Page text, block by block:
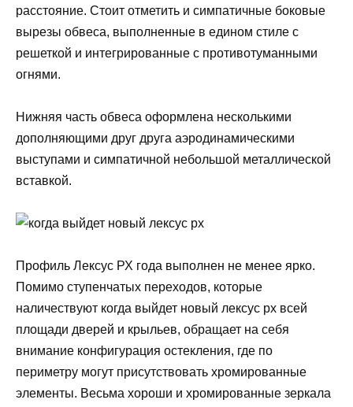
расстояние. Стоит отметить и симпатичные боковые
вырезы обвеса, выполненные в едином стиле с
решеткой и интегрированные с противотуманными
огнями.
Нижняя часть обвеса оформлена несколькими
дополняющими друг друга аэродинамическими
выступами и симпатичной небольшой металлической
вставкой.
Профиль Лексус РХ года выполнен не менее ярко.
Помимо ступенчатых переходов, которые
наличествуют когда выйдет новый лексус рх всей
площади дверей и крыльев, обращает на себя
внимание конфигурация остекления, где по
периметру могут присутствовать хромированные
элементы. Весьма хороши и хромированные зеркала